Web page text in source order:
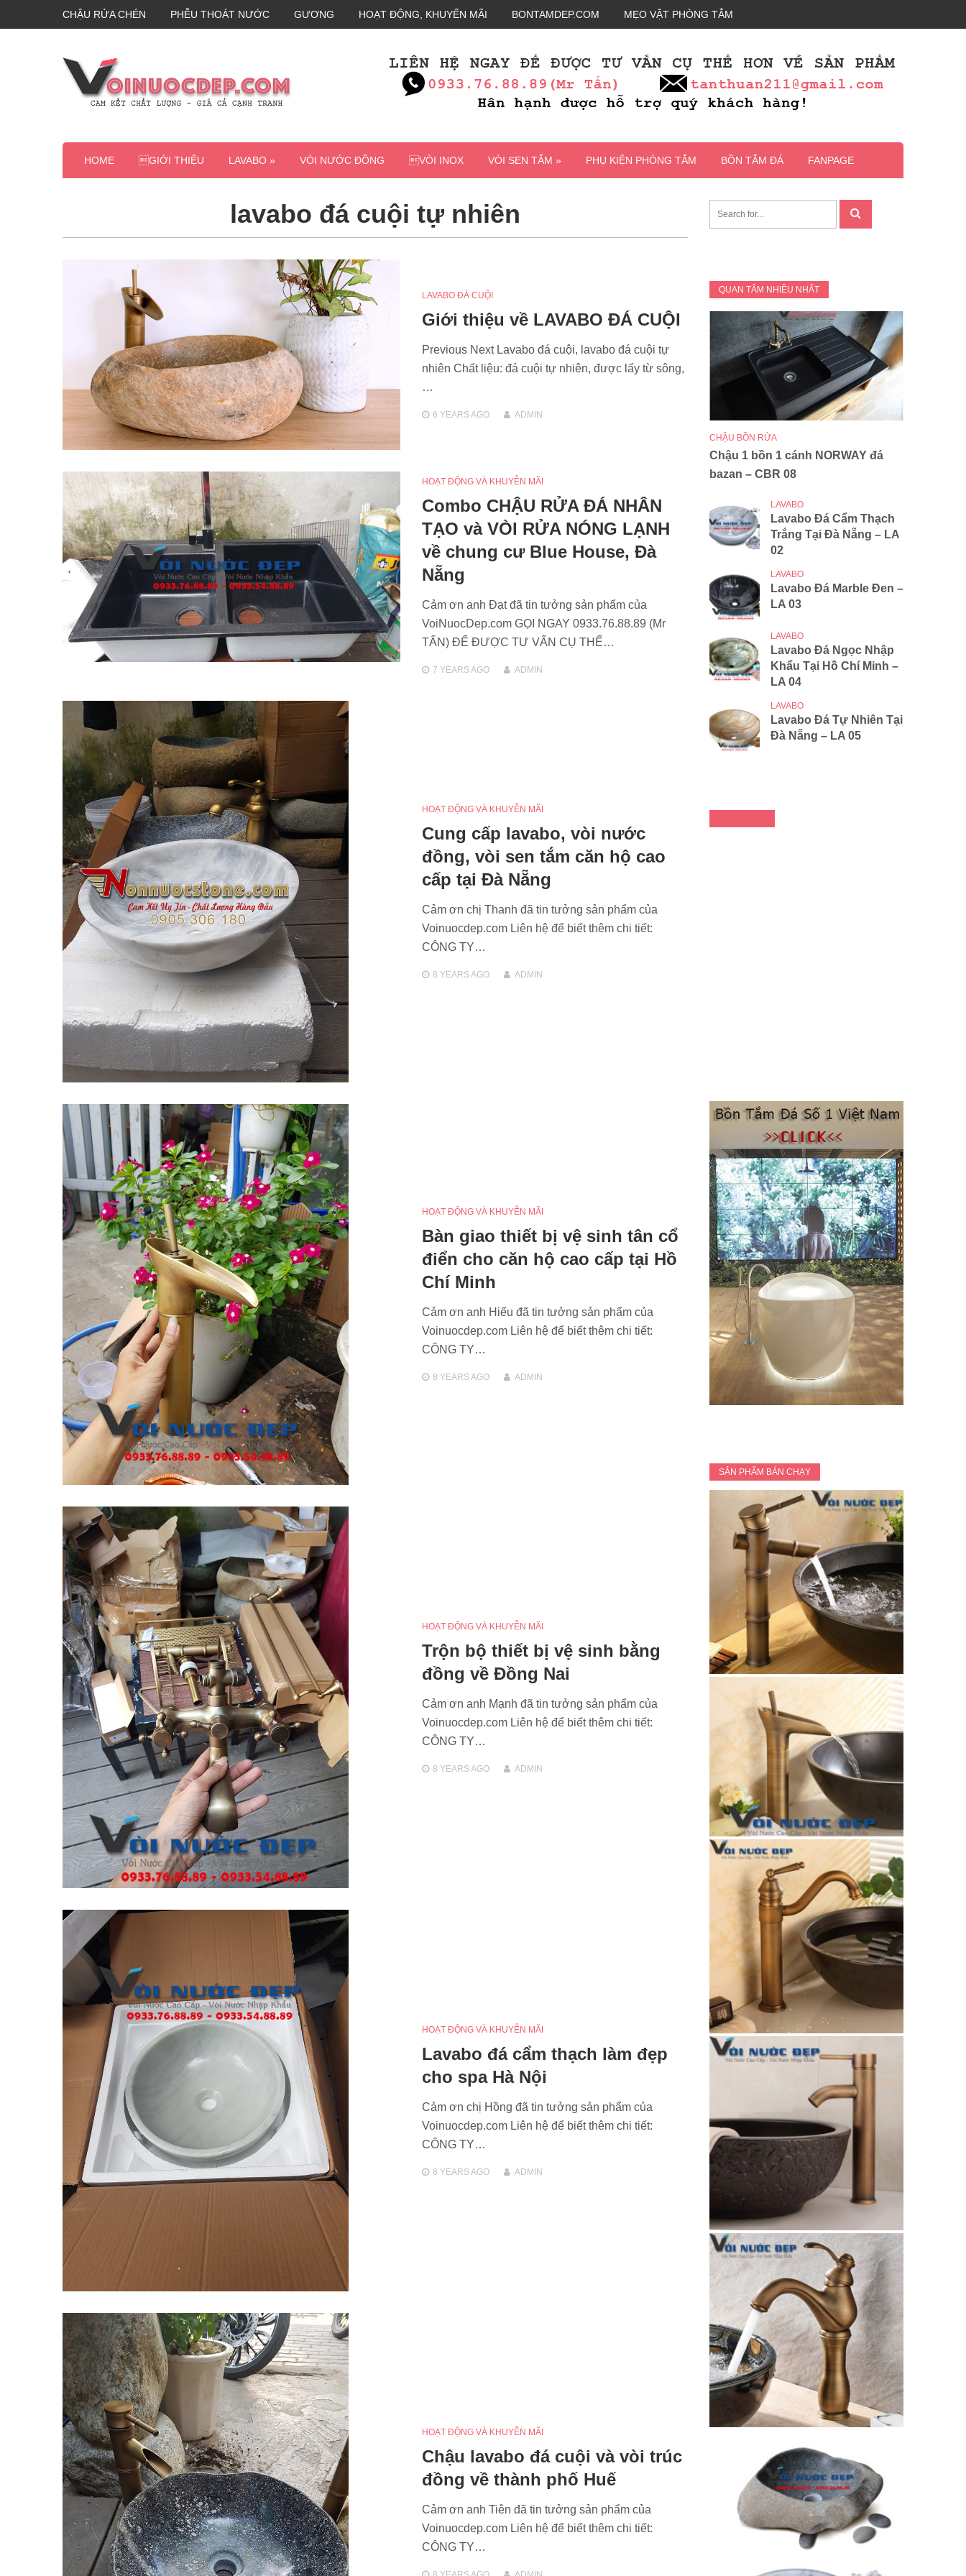
CHẬU RỬA CHÉN PHỄU THOÁT NƯỚC GƯƠNG HOẠT ĐỘNG, KHUYẾN MÃI BONTAMDEP.COM MẸO VẶT PHÒNG TẮM
HOME GIỚI THIỆU LAVABO » VÒI NƯỚC ĐỒNG VÒI INOX VÒI SEN TẮM » PHỤ KIỆN PHÒNG TẮM BỒN TẮM ĐÁ FANPAGE
lavabo đá cuội tự nhiên
LAVABO ĐÁ CUỘI
Giới thiệu về LAVABO ĐÁ CUỘI
Previous Next Lavabo đá cuội, lavabo đá cuội tự
nhiên Chất liệu: đá cuội tự nhiên, được lấy từ sông,
…
6 YEARSAGO ADMIN
HOẠT ĐỘNG VÀ KHUYỄN MÃI
Combo CHẬU RỬA ĐÁ NHÂN
TẠO và VÒI RỬA NÓNG LẠNH
về chung cư Blue House, Đà
Nẵng
Cảm ơn anh Đạt đã tin tưởng sản phẩm của
VoiNuocDep.com GỌI NGAY 0933.76.88.89 (Mr
TẤN) ĐỂ ĐƯỢC TƯ VẤN CỤ THỂ…
7 YEARSAGO ADMIN
HOẠT ĐỘNG VÀ KHUYỄN MÃI
Cung cấp lavabo, vòi nước
đồng, vòi sen tắm căn hộ cao
cấp tại Đà Nẵng
Cảm ơn chị Thanh đã tin tưởng sản phẩm của
Voinuocdep.com Liên hệ để biết thêm chi tiết:
CÔNG TY…
8 YEARSAGO ADMIN
HOẠT ĐỘNG VÀ KHUYỄN MÃI
Bàn giao thiết bị vệ sinh tân cổ
điển cho căn hộ cao cấp tại Hồ
Chí Minh
Cảm ơn anh Hiếu đã tin tưởng sản phẩm của
Voinuocdep.com Liên hệ để biết thêm chi tiết:
CÔNG TY…
8 YEARSAGO ADMIN
HOẠT ĐỘNG VÀ KHUYỄN MÃI
Trộn bộ thiết bị vệ sinh bằng
đồng về Đồng Nai
Cảm ơn anh Mạnh đã tin tưởng sản phẩm của
Voinuocdep.com Liên hệ để biết thêm chi tiết:
CÔNG TY…
8 YEARSAGO ADMIN
HOẠT ĐỘNG VÀ KHUYỄN MÃI
Lavabo đá cẩm thạch làm đẹp
cho spa Hà Nội
Cảm ơn chị Hồng đã tin tưởng sản phẩm của
Voinuocdep.com Liên hệ để biết thêm chi tiết:
CÔNG TY…
8 YEARSAGO ADMIN
HOẠT ĐỘNG VÀ KHUYỄN MÃI
Chậu lavabo đá cuội và vòi trúc
đồng về thành phố Huế
Cảm ơn anh Tiên đã tin tưởng sản phẩm của
Voinuocdep.com Liên hệ để biết thêm chi tiết:
CÔNG TY…
QUAN TÂM NHIỀU NHẤT
CHẬU BỒN RỬA
Chậu 1 bồn 1 cánh NORWAY đá
bazan – CBR 08
LAVABO
Lavabo Đá Cẩm Thạch
Trắng Tại Đà Nẵng – LA
02
LAVABO
Lavabo Đá Marble Đen –
LA 03
LAVABO
Lavabo Đá Ngọc Nhập
Khẩu Tại Hồ Chí Minh –
LA 04
LAVABO
Lavabo Đá Tự Nhiên Tại
Đà Nẵng – LA 05
SẢN PHẨM BÁN CHẠY